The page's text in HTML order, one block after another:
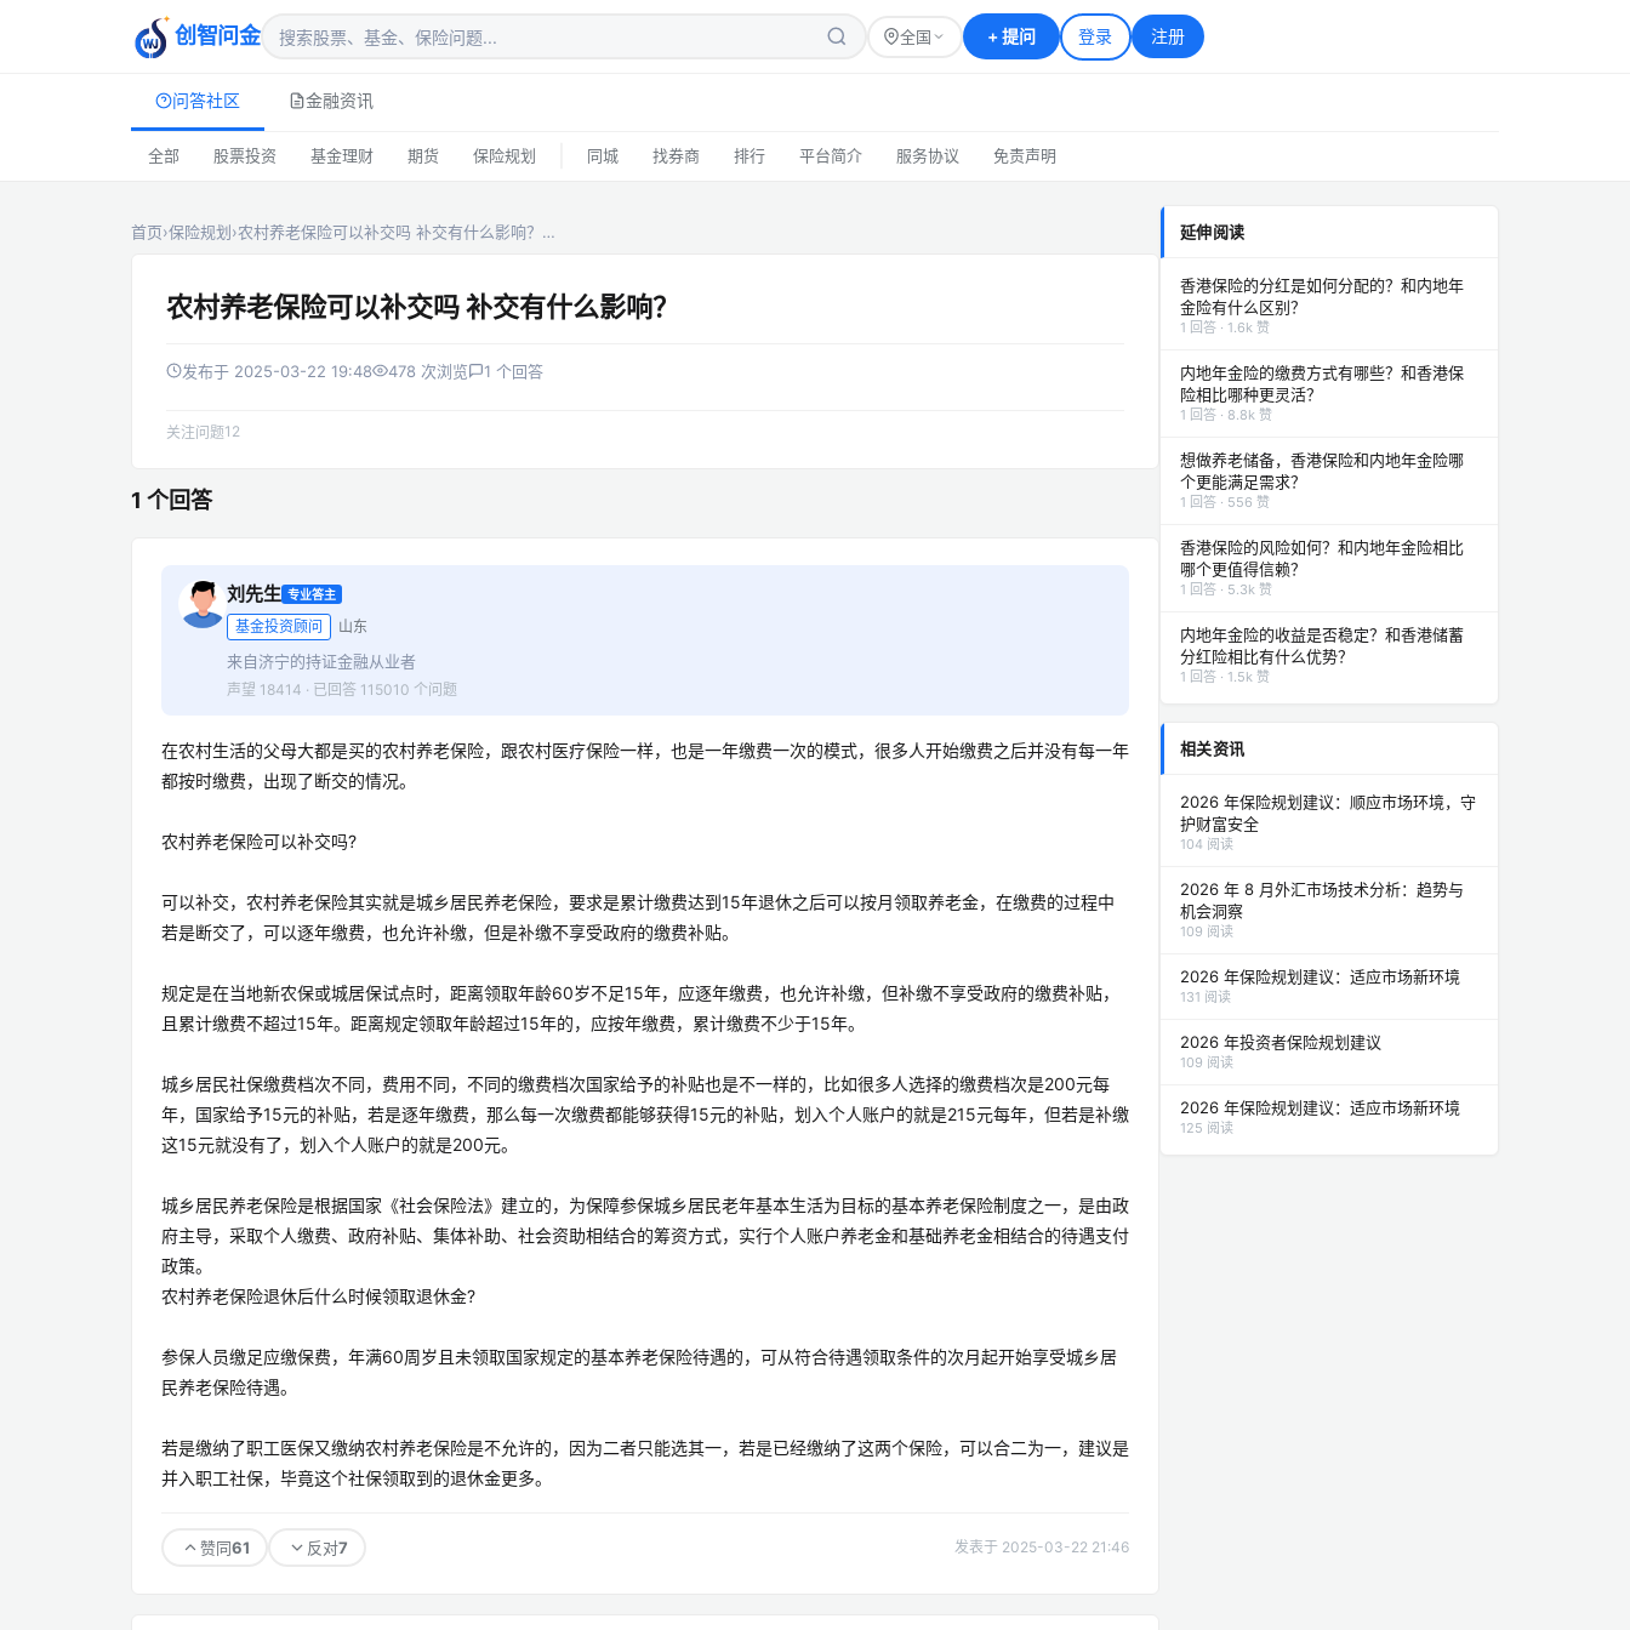
创智问金 全国 +提问 登录 注册
问答社区 金融资讯
全部 股票投资 基金理财 期货 保险规划 同城 找券商 排行 平台简介 服务协议 免责声明
首页›保险规划›农村养老保险可以补交吗 补交有什么影响？…
农村养老保险可以补交吗 补交有什么影响？
发布于 2025-03-22 19:48 478 次浏览 1 个回答
关注问题12
1 个回答
刘先生 专业答主
基金投资顾问 山东
来自济宁的持证金融从业者
声望 18414 · 已回答 115010 个问题
在农村生活的父母大都是买的农村养老保险，跟农村医疗保险一样，也是一年缴费一次的模式，很多人开始缴费之后并没有每一年
都按时缴费，出现了断交的情况。
农村养老保险可以补交吗?
可以补交，农村养老保险其实就是城乡居民养老保险，要求是累计缴费达到15年退休之后可以按月领取养老金，在缴费的过程中
若是断交了，可以逐年缴费，也允许补缴，但是补缴不享受政府的缴费补贴。
规定是在当地新农保或城居保试点时，距离领取年龄60岁不足15年，应逐年缴费，也允许补缴，但补缴不享受政府的缴费补贴，
且累计缴费不超过15年。距离规定领取年龄超过15年的，应按年缴费，累计缴费不少于15年。
城乡居民社保缴费档次不同，费用不同，不同的缴费档次国家给予的补贴也是不一样的，比如很多人选择的缴费档次是200元每
年，国家给予15元的补贴，若是逐年缴费，那么每一次缴费都能够获得15元的补贴，划入个人账户的就是215元每年，但若是补缴
这15元就没有了，划入个人账户的就是200元。
城乡居民养老保险是根据国家《社会保险法》建立的，为保障参保城乡居民老年基本生活为目标的基本养老保险制度之一，是由政
府主导，采取个人缴费、政府补贴、集体补助、社会资助相结合的筹资方式，实行个人账户养老金和基础养老金相结合的待遇支付
政策。
农村养老保险退休后什么时候领取退休金?
参保人员缴足应缴保费，年满60周岁且未领取国家规定的基本养老保险待遇的，可从符合待遇领取条件的次月起开始享受城乡居
民养老保险待遇。
若是缴纳了职工医保又缴纳农村养老保险是不允许的，因为二者只能选其一，若是已经缴纳了这两个保险，可以合二为一，建议是
并入职工社保，毕竟这个社保领取到的退休金更多。
赞同61 反对7 发表于 2025-03-22 21:46
延伸阅读
香港保险的分红是如何分配的？和内地年
金险有什么区别？
1 回答 · 1.6k 赞
内地年金险的缴费方式有哪些？和香港保
险相比哪种更灵活？
1 回答 · 8.8k 赞
想做养老储备，香港保险和内地年金险哪
个更能满足需求？
1 回答 · 556 赞
香港保险的风险如何？和内地年金险相比
哪个更值得信赖？
1 回答 · 5.3k 赞
内地年金险的收益是否稳定？和香港储蓄
分红险相比有什么优势？
1 回答 · 1.5k 赞
相关资讯
2026 年保险规划建议：顺应市场环境，守
护财富安全
104 阅读
2026 年 8 月外汇市场技术分析：趋势与
机会洞察
109 阅读
2026 年保险规划建议：适应市场新环境
131 阅读
2026 年投资者保险规划建议
109 阅读
2026 年保险规划建议：适应市场新环境
125 阅读